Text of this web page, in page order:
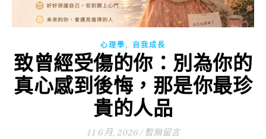
心理學, 自我成長
致曾經受傷的你：別為你的
真心感到後悔，那是你最珍
貴的人品
11 6 月, 2026 / 暫無留言